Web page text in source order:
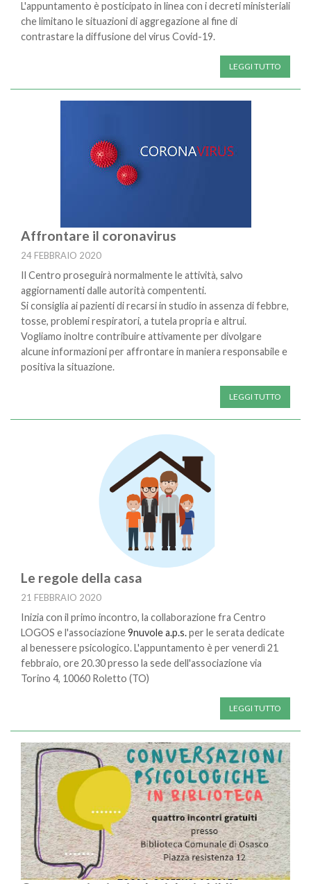
L'appuntamento è posticipato in linea con i decreti ministeriali
che limitano le situazioni di aggregazione al fine di
contrastare la diffusione del virus Covid-19.
LEGGI TUTTO
Affrontare il coronavirus
24 FEBBRAIO 2020
Il Centro proseguirà normalmente le attività, salvo
aggiornamenti dalle autorità compententi.
Si consiglia ai pazienti di recarsi in studio in assenza di febbre,
tosse, problemi respiratori, a tutela propria e altrui.
Vogliamo inoltre contribuire attivamente per divolgare
alcune informazioni per affrontare in maniera responsabile e
positiva la situazione.
LEGGI TUTTO
Le regole della casa
21 FEBBRAIO 2020
Inizia con il primo incontro, la collaborazione fra Centro
LOGOS e l'associazione9nuvole a.p.s.per le serata dedicate
al benessere psicologico. L'appuntamento è per venerdì 21
febbraio, ore 20.30 presso la sede dell'associazione via
Torino 4, 10060 Roletto (TO)
LEGGI TUTTO